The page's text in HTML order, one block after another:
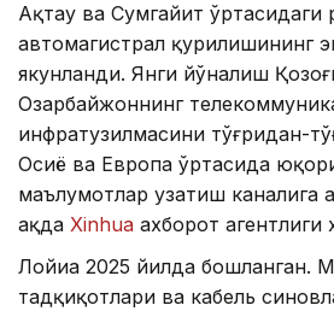
Ақтау ва Сумгайит ўртасидаги
автомагистрал қурилишининг
якунланди. Янги йўналиш
Озарбайжоннинг
инфратузилмасини тўғридан-
Осиё ва Европа ўртасида
маълумотлар узатиш каналига
ҳақда Xinhua ахборот агентлиги
Лойиҳа 2025 йилда бошланган.
тадқиқотлари ва кабель